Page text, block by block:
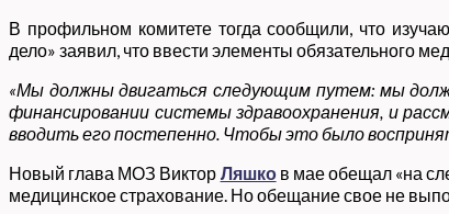
В профильном комитете тогда сообщили, что
дело» заявил, что ввести элементы обязательного
«Мы должны двигаться следующим путем: мы
финансировании системы здравоохранения, и
вводить его постепенно. Чтобы это было
Новый глава МОЗ Виктор Ляшков мае обещал «на
медицинское страхование. Но обещание свое не